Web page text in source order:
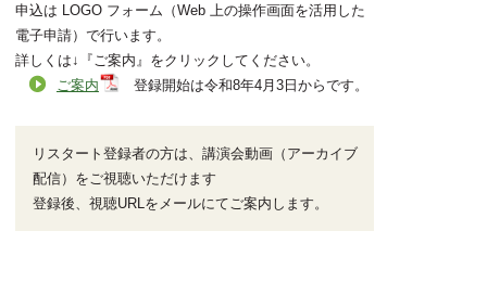
申込は LOGO フォーム（Web 上の操作画面を活用した
電子申請）で行います。
詳しくは↓『ご案内』をクリックしてください。
ご案内
登録開始は令和8年4月3日からです。
リスタート登録者の方は、講演会動画（アーカイブ
配信）をご視聴いただけます
登録後、視聴URLをメールにてご案内します。